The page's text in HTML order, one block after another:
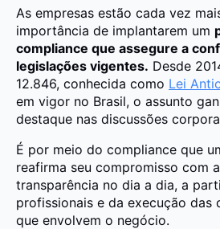
As empresas estão cada vez
importância de implantarem um
compliance que assegure a
legislações vigentes. Desde
12.846, conhecida como Lei
em vigor no Brasil, o assunto
destaque nas discussões
É por meio do compliance que
reafirma seu compromisso com
transparência no dia a dia, a
profissionais e da execução das
que envolvem o negócio.